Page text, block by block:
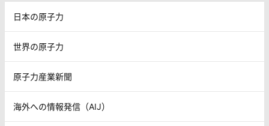
日本の原子力
世界の原子力
原子力産業新聞
海外への情報発信（AIJ）